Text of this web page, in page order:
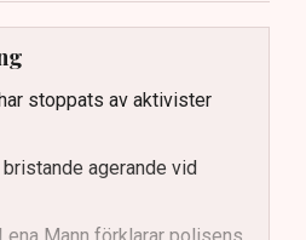
stoppats av aktivister
agerande vid